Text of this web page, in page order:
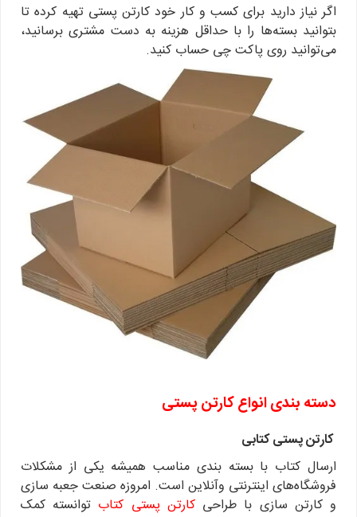
اگر نیاز دارید برای کسب و کار خود کارتن پستی تهیه کرده تا
بتوانید بسته‌ها را با حداقل هزینه به دست مشتری برسانید،
می‌توانید روی پاکت چی حساب کنید.
دسته بندی انواع کارتن پستی
کارتن پستی کتابی
ارسال کتاب با بسته بندی مناسب همیشه یکی از مشکلات
فروشگاه‌های اینترنتی وآنلاین است. امروزه صنعت جعبه سازی
و کارتن سازی با طراحیکارتن پستی کتاب توانسته کمک